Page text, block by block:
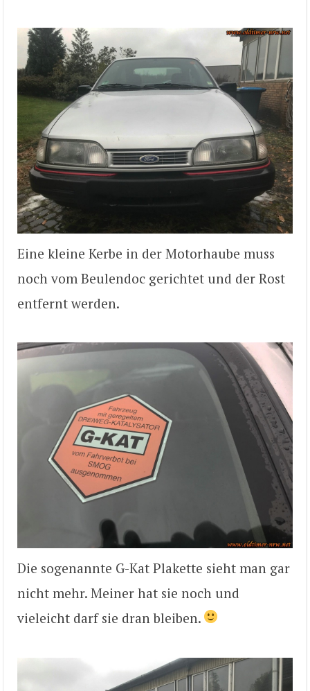
Eine kleine Kerbe in der Motorhaube muss
noch vom Beulendoc gerichtet und der Rost
entfernt werden.
Die sogenannte G-Kat Plakette sieht man gar
nicht mehr. Meiner hat sie noch und
vieleicht darf sie dran bleiben.